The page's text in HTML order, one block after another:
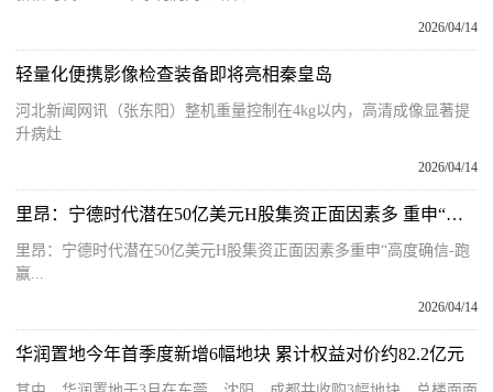
2026/04/14
轻量化便携影像检查装备即将亮相秦皇岛
河北新闻网讯（张东阳）整机重量控制在4kg以内，高清成像显著提
升病灶
2026/04/14
里昂：宁德时代潜在50亿美元H股集资正面因素多 重申“高度确信-跑赢大市”评级
里昂：宁德时代潜在50亿美元H股集资正面因素多重申“高度确信-跑
赢...
2026/04/14
华润置地今年首季度新增6幅地块 累计权益对价约82.2亿元